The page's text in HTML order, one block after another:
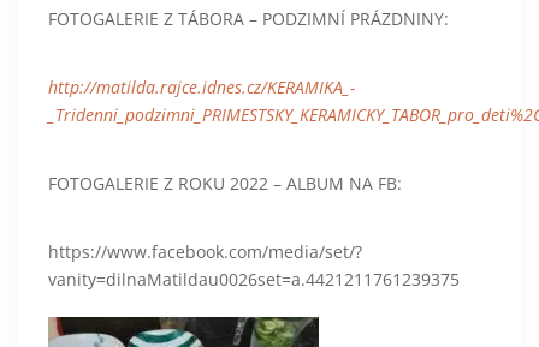
FOTOGALERIE Z TÁBORA – PODZIMNÍ PRÁZDNINY:
http://matilda.rajce.idnes.cz/KERAMIKA_-
FOTOGALERIE Z ROKU 2022 – ALBUM NA FB:
https://www.facebook.com/media/set/?
vanity=dilnaMatildau0026set=a.4421211761239375